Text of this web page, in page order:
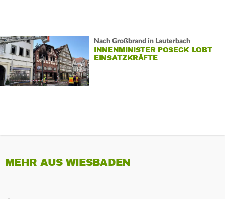
Nach Großbrand in Lauterbach
INNENMINISTER POSECK LOBT
EINSATZKRÄFTE
MEHR AUS WIESBADEN